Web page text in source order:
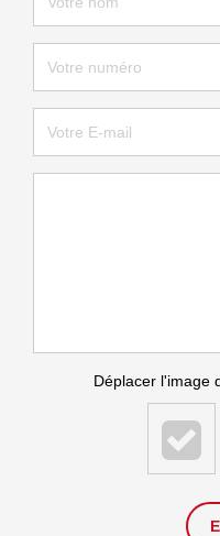
Déplacer l'image